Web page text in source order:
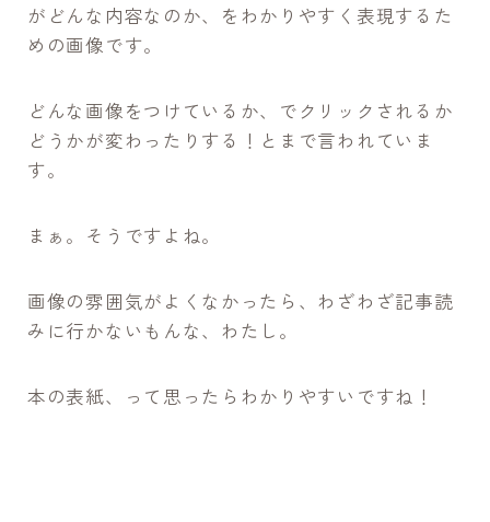
がどんな内容なのか、をわかりやすく表現するた
めの画像です。
どんな画像をつけているか、でクリックされるか
どうかが変わったりする！とまで言われていま
す。
まぁ。そうですよね。
画像の雰囲気がよくなかったら、わざわざ記事読
みに行かないもんな、わたし。
本の表紙、って思ったらわかりやすいですね！